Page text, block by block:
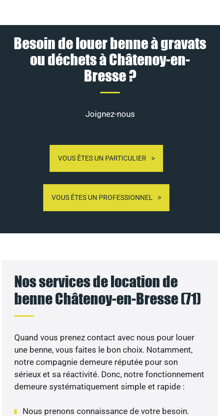
Besoin de louer benne à gravats
ou déchets à Châtenoy-en-
Bresse ?
Joignez-nous
VOUS ÊTES UN PARTICULIER
VOUS ÊTES UN PROFESSIONNEL
Nos services de location de
benne Châtenoy-en-Bresse (71)
Quand vous prenez contact avec nous pour louer
une benne, vous faites le bon choix. Notamment,
notre compagnie demeure réputée pour son
sérieux et sa réactivité. Donc, notre fonctionnement
demeure systématiquement simple et rapide :
Nous prenons connaissance de votre besoin.